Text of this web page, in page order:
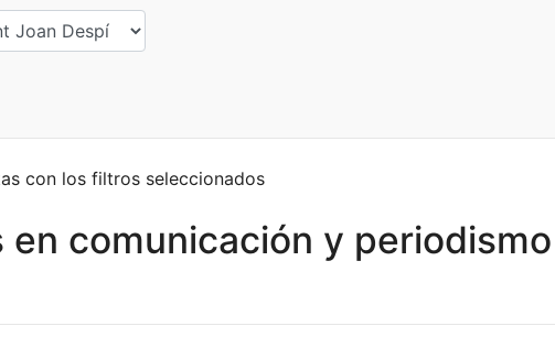
con los filtros seleccionados
comunicación y